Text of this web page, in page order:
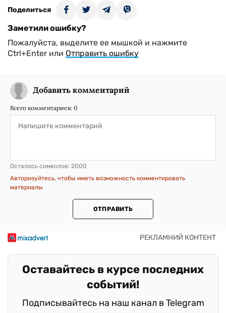
Поделиться
Заметили ошибку?
Пожалуйста, выделите ее мышкой и нажмите
Ctrl+Enter или Отправить ошибку
Добавить комментарий
Всего комментариев: 0
Осталось символов: 2000
Авторизуйтесь, чтобы иметь возможность комментировать
материалы
ОТПРАВИТЬ
Оставайтесь в курсе последних
событий!
Подписывайтесь на наш канал в Telegram